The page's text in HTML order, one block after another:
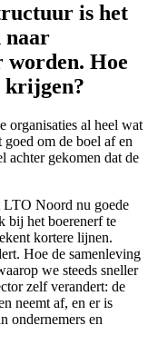
is het
naar
worden. Hoe
krijgen?
organisaties al heel wat
om de boel af en
achter gekomen dat de
LTO Noord nu goede
bij het boerenerf te
kortere lijnen.
Hoe de samenleving
we steeds sneller
zelf verandert: de
neemt af, en er is
ondernemers en